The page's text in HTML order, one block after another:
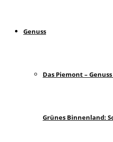
Genuss
Das Piemont –
Grünes Binnenland: